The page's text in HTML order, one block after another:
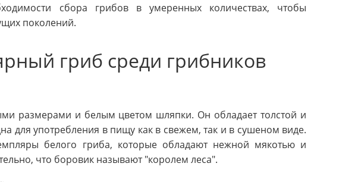
сбора грибов в умеренных количествах, чтобы
поколений.
гриб среди грибников
размерами и белым цветом шляпки. Он обладает толстой и
для употребления в пищу как в свежем, так и в сушеном виде.
белого гриба, которые обладают нежной мякотью и
что боровик называют "королем леса".